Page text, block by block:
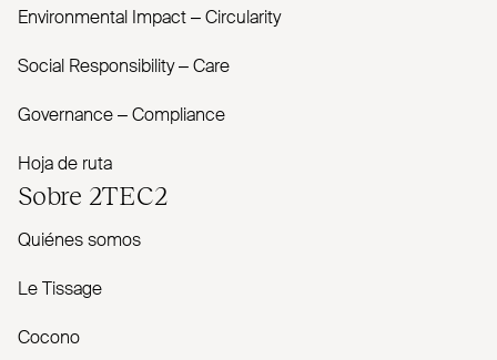
Envi­ronmental Impact – Cir­cularity
Social Responsibility – Care
Governance – Com­pliance
Hoja de ruta
Sobre 2TEC2
Quiénes somos
Le Tissage
Cocono